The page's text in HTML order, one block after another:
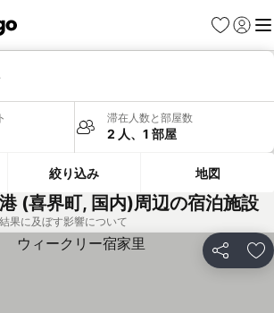
お気に入り
ログイ
メ
滞在人数と部屋数
2 人、1 部屋
絞り込み 地図
(喜界町, 国内)周辺の宿泊施設
果に及ぼす影響について
シェア お